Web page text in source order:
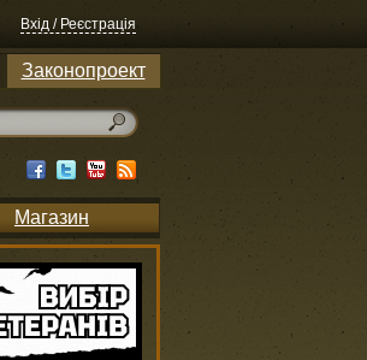
Вхід / Реєстрація
Законопроект
Магазин